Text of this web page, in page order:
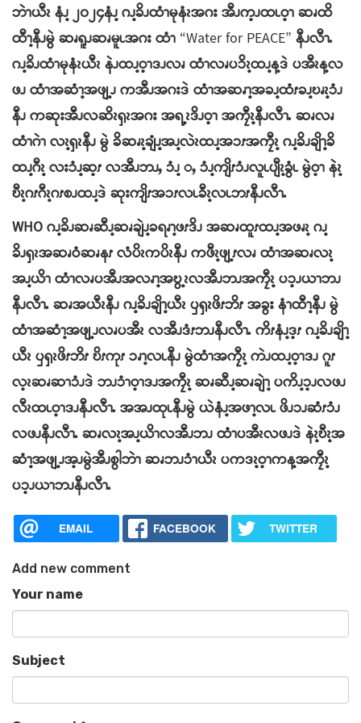
ဘဲၫယီၩ နံၪ့ ၂၀၂၄နံၪ့ ဂၪ့ခိၪထံၫမုနံၩအဂး အီၪက့ၪထၬဝ့ၫ ဆၧထိ
ထီၫ့နီၪမွဲ ဆၧရူၪဆၧမူၬအဂး ထံၫ“Water for PEACE”နီၪလီၫႉ
ဂၪ့ခိၪထံၫမုနံၩယီၩ နဲၪထၪ့ဝ့ၫဒၪလၧ ထံၫလၧပၥိၩ့ထၪ့န့ဒဲ ပအီၩန့လ
ဖၪ ထံၫအဆံၫ့အဖျ့ၪ ကအီၪအဂးဒဲ ထံၫအဆၧၫ့အခၪ့ထံၭခၪ့ဎၧၩ့ၥံၪ
နီၪ ကဆုးအီၪလဆိၩၡၩအဂး အရ့ၩဒိၪဝ့ၫ အကၠီၩ့နီၪလီၫႉ ဆၧလၧ
ထံၫဂဲၫ လၩ့ၡၩနီၪ မွဲ ခိဆၧၩ့ချံၪ့အၪ့လဲၩထၪ့အၥၭအကၠီၩ့ ဂၪ့ခိၪချိၫ့ခိ
ထၪ့ဂီၩ့ လးၥံၪ့ဆ့ၭ လအီၪဘၪႇ ၥံၪ့ ႇ ၥံၪ့ကျိၭၥံၪလူၬပျီၩ့ခွံၬ မွဲဝ့ၫ နဲၩ့
ဎီၩ့ဂၭဂီၩ့ဂၭစၪထၪ့ဒဲ ဆုးကျိၭအၥၭလၬခီၩ့လၬဘၭနီၪလီၫႉ
WHO ဂၪ့ခိၪဆၧဆီၪ့ဆၧချဲၪ့ခရၧၫ့ဖၭဒိၪ အဆၧထူၭထၪ့အဖၧၩ့ ဂၪ့
ခိၪၡၩအဆၧဝံဆၧနၭ လံပိၩကပိၩနီၪ ကဖီၩ့ဖျ့ၭလၧ ထံၫအဆၧလၩ့
အၪ့ယိၫ ထံၫလၧပအီၪအလၧၫ့အဎွ့ၩလအီၪဘၪအကၠီၩ့ ပၥ့ၪယၫဘၪ
နီၪလီၫႉ ဆၧအယီၩနီၪ ဂၪ့ခိၪချိၫ့ယီၩ ၦၡၩဖိၭဘိၭ အခွး နံၫထီၫ့နီၪ မွဲ
ထံၫအဆံၫ့အဖျ့ၪလၧပအီၩ လအီၪဒံၭဘၪနီၪလီၫႉ ကိၭနံၪ့ဒ့ၭ ဂၪ့ခိၪချိၫ့
ယီၩ ၦၡၩဖိၭဘိၭ ဎိၭကုၭ ၥၧၫ့လၬနီၪ မွဲထံၫအကၠီၩ့ ကဲၪထၪ့ဝ့ၫဒၪ ဂူၭ
လ့ၩဆၧဆၫၥံၪဒဲ ဘၪၥံၫဝ့ၫဒၪအကၠီၩ့ ဆၧဆီၪ့ဆၧချဲၫ့ ပကိၪ့ၥ့ၪလဖၪ
လီၩထၬဝ့ၫဒၪနီၪလီၫႉ အအၪထုၬနီၪမွဲ ယဲနံၪ့အဖၫ့လၬ ဖိၪၥၪဆံၭၥံၪ
လဖၪနီၪလီၫႉ ဆၧလၩ့အၪ့ယိၫလအီၪဘၪ ထံၫပအီၩလဖၪဒဲ နဲၩ့ဎီၩ့အ
ဆံၫ့အဖျ့ၪအ့ၪမွဲအီၪစွါဘဲၫ ဆၧဘၪၥံၫယီၩ ပကဒၩ့ဝ့ၫကန့အကၠီၩ့
ပၥ့ၪယၫဘၪနီၪလီၫႉ
EMAIL FACEBOOK TWITTER
Add new comment
Your name
Subject